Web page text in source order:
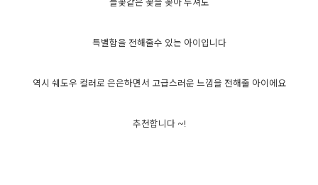
들꽃같은 꽃을 꽂아 두셔도
특별함을 전해줄수 있는 아이입니다
역시 쉐도우 컬러로 은은하면서 고급스러운 느낌을 전해줄 아이에요
추천합니다 ~!